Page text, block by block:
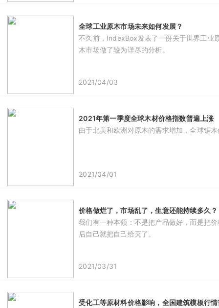
全球工业原木市场未来如何发展？
不久前，IndexBox发表了一份关于世界工业
木市场做了较为详尽的分析。
2021/04/03
2021年第一季度全球木材价格指数普遍上涨
由于北美和欧洲对原木的需求增加，全球锯
2021/04/01
价格做烂了，市场乱了，生意还能持续多久？
我们有一种本领：不是把产品做好，而是把
后自己就把自己给灭了。
2021/03/31
受化工等原材料价格影响，全国建筑模板行